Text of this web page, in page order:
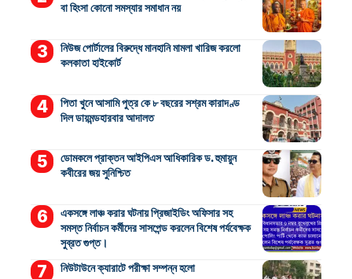
বা হিংসা কোনো সমস্যার সমাধান নয়
নিউজ পোর্টালের বিরুদ্ধে মানহানি মামলা খারিজ করলো
কলকাতা হাইকোর্ট
পিতা খুনে আসামি পুত্র কে ৮ বছরের সশ্রম কারাদণ্ড
দিল ডায়মন্ডহারবার আদালত
ডোমকলে প্রাক্তন আইপিএস আধিকারিক ড. হুমায়ুন
কবীরের জয় সুনিশ্চিত
একসঙ্গে লাঞ্চ করার ঘটনায় প্রিজাইডিং অফিসার সহ
সমস্ত নির্বাচন কর্মীদের সাসপেন্ড করলেন বিশেষ পর্যবেক্ষক
সুব্রত গুপ্ত।
নিউটাউনে ক্যারাটে পরীক্ষা সম্পন্ন হলো